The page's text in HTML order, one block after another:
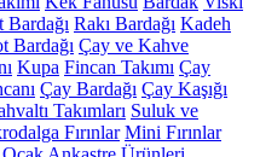
Bardağı Rakı Bardağı Kadeh
Bardağı Çay ve Kahve
Kupa Fincan Takımı Çay
Çay Bardağı Çay Kaşığı
Takımları Suluk ve
Fırınlar Mini Fırınlar